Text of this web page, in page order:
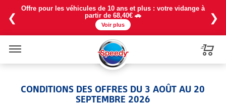
❮
Offre pour les véhicules de 10 ans et plus : votre vidange à
partir de 68,40€ 🚗
Voir plus
❯
CONDITIONS DES OFFRES DU 3 AOÛT AU 20
SEPTEMBRE 2026